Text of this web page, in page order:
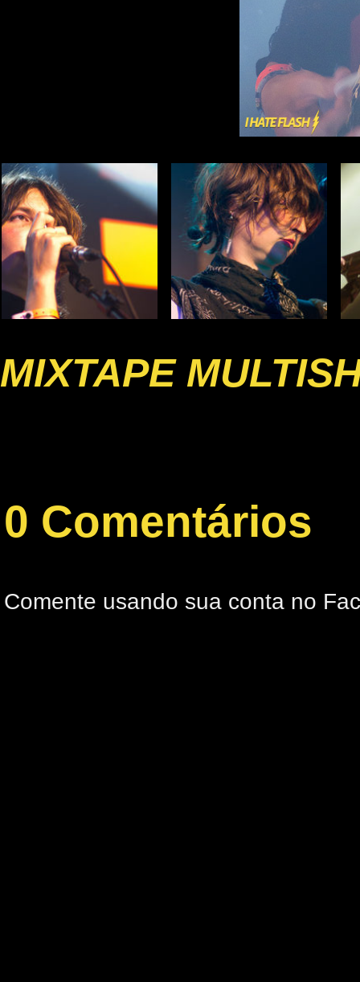
MIXTAPE
0 Comentários
Comente usando sua conta no